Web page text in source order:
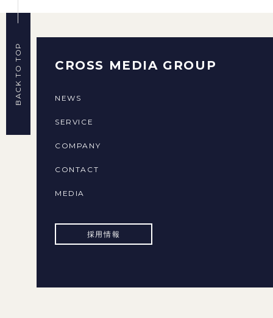
BACK TO TOP CROSS MEDIA GROUP
NEWS
SERVICE
COMPANY
CONTACT
MEDIA
採用情報